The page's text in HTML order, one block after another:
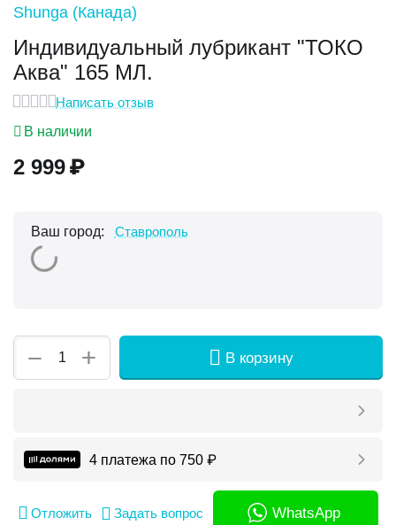
Shunga (Канада)
Индивидуальный лубрикант "ТОКО
Аква" 165 МЛ.
Написать отзыв
В наличии
2 999₽
Ваш город: Ставрополь
+
− В корзину
4 платежа по 750 ₽
Отложить Задать вопрос WhatsApp